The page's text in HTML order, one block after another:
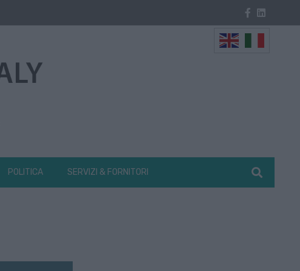
POLITICA SERVIZI & FORNITORI